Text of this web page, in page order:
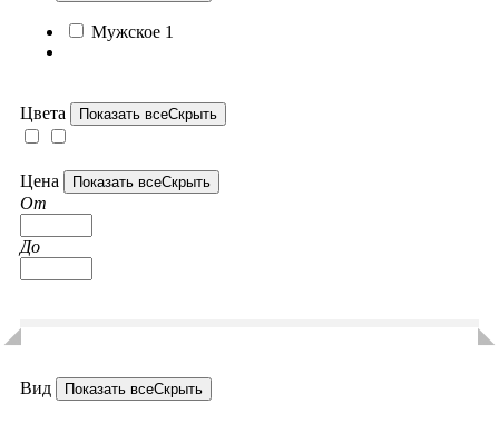
Мужское 1
Цвета Показать всеСкрыть
Цена Показать всеСкрыть
От
До
Вид Показать всеСкрыть